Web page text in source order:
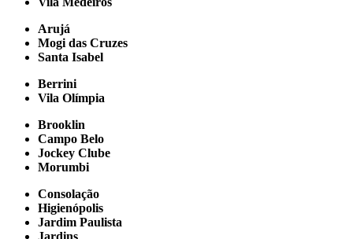
Arujá
Mogi das Cruzes
Santa Isabel
Berrini
Vila Olímpia
Brooklin
Campo Belo
Jockey Clube
Morumbi
Consolação
Higienópolis
Jardim Paulista
Jardins